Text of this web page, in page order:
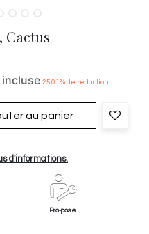
Cactus
incluse 25.01 % de réduction
au panier
d'informations.
Pro-pose